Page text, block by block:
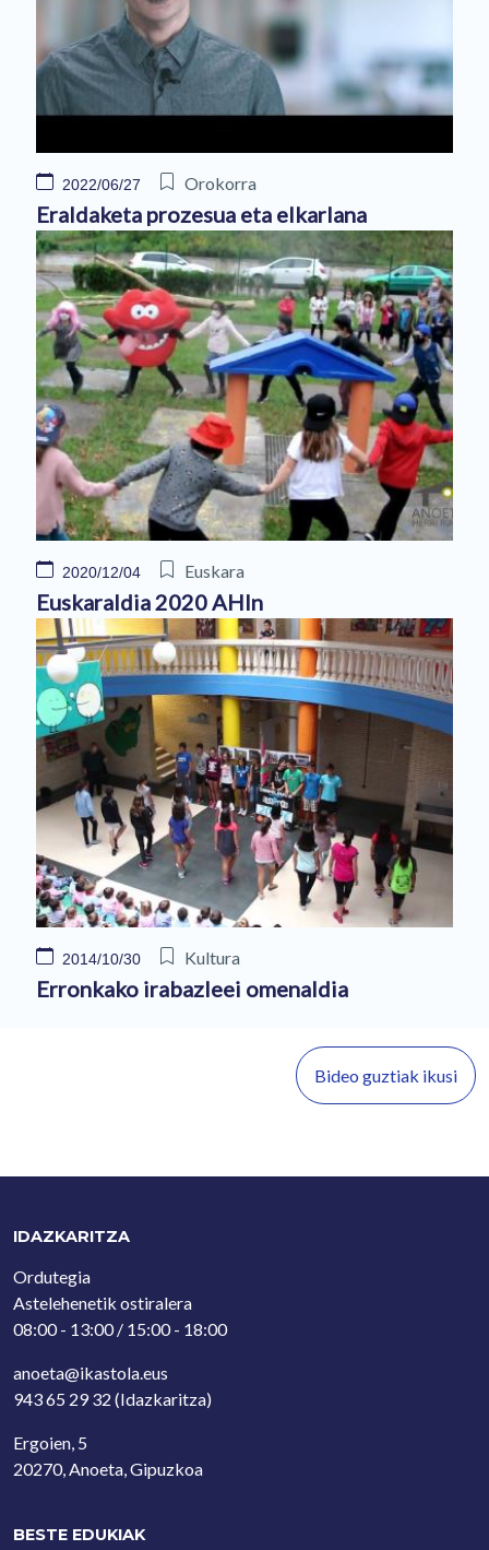
2022/06/27 Orokorra
Eraldaketa prozesua eta elkarlana
2020/12/04 Euskara
Euskaraldia 2020 AHIn
2014/10/30 Kultura
Erronkako irabazleei omenaldia
Bideo guztiak ikusi
IDAZKARITZA
Ordutegia
Astelehenetik ostiralera
08:00 - 13:00 / 15:00 - 18:00
anoeta@ikastola.eus
943 65 29 32 (Idazkaritza)
Ergoien, 5
20270, Anoeta, Gipuzkoa
BESTE EDUKIAK